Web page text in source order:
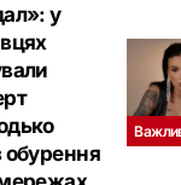
у
обурення